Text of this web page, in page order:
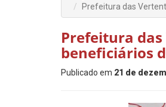
Prefeitura das
Prefeitura
beneficiários
Publicado em 21 de